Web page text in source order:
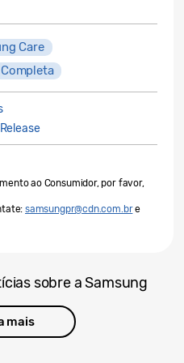
Care
ao Consumidor, por favor,
samsungpr@cdn.com.bre
sobre a Samsung
mais